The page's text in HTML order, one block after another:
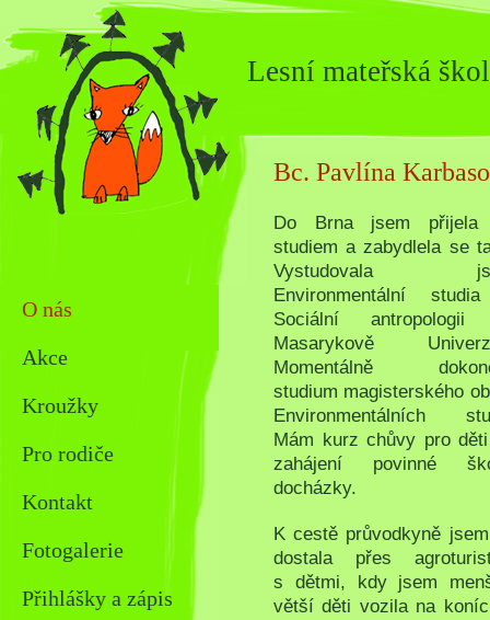
Bc. Pavlína
Do Brna jsem přijela
studiem a zabydlela se
Vystudovala
Environmentální
Sociální antropologii
Masarykově
Momentálně
studium magisterského
Environmentálních
Mám kurz chůvy pro
zahájení povinné
docházky.
K cestě průvodkyně
dostala přes
s dětmi, kdy jsem
větší děti vozila na
Lesní mateřská
O nás
Akce
Kroužky
Pro rodiče
Kontakt
Fotogalerie
Přihlášky a zápis